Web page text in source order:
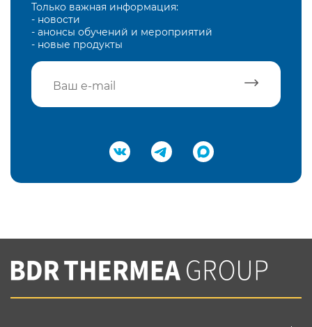
Только важная информация:
- новости
- анонсы обучений и мероприятий
- новые продукты
Подтвердить e-mail
Вы соглашаетесь с нашей политикой
конфеденциальности